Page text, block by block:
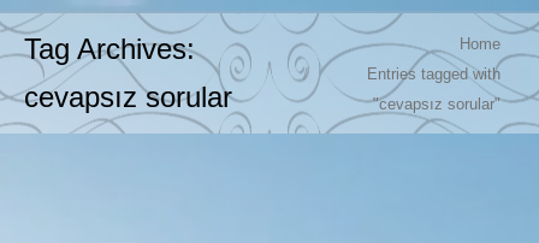
Tag Archives:
cevapsız sorular
You are here:
Home
Entries tagged with
"cevapsız sorular"